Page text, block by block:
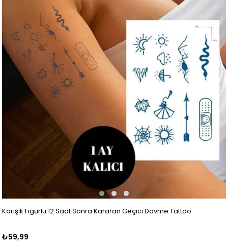
Karışık Figürlü 12 Saat Sonra Kararan Geçici Dövme Tattoo
₺59,99